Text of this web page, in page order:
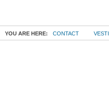
YOU ARE HERE: CONTACT VESTI